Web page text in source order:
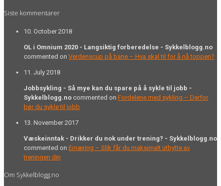
Siste kommentarer
10. October 2018
OL i Omnium 2020 - Langsiktig forberedelse - Sykkelblogg.no
commented on Verdenscup på bane – Hva skal til for å nå toppen?
11. July 2018
Jobbsykling - Så mye kan du spare på å sykle til jobb -
Sykkelblogg.no commented on Fordelene med sykling – Derfor
bør du sykle til jobb
13. November 2017
Væskeinntak - Drikker du nok under trening? - Sykkelblogg.no
commented on Ernæring – Slik får du maksimalt utbytte av
treningen din
Om Sykkelblogg.no